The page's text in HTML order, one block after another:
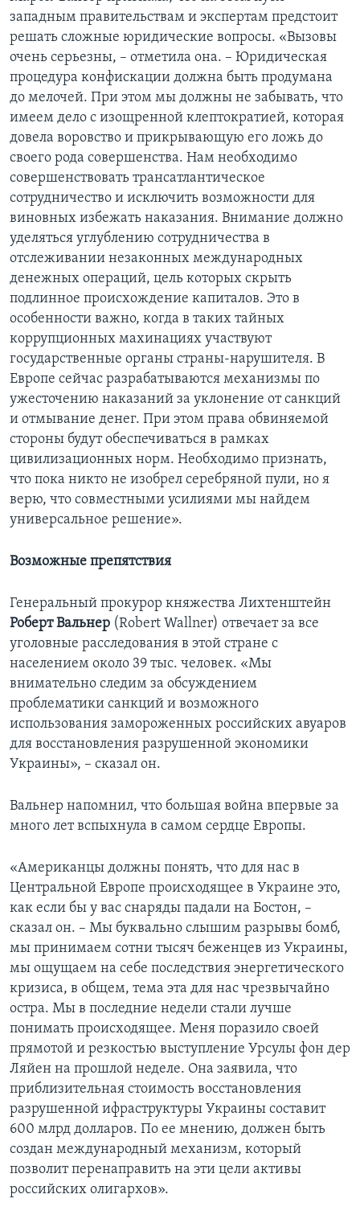
западным правительствам и экспертам предстоит
решать сложные юридические вопросы. «Вызовы
очень серьезны, – отметила она. – Юридическая
процедура конфискации должна быть продумана
до мелочей. При этом мы должны не забывать, что
имеем дело с изощренной клептократией, которая
довела воровство и прикрывающую его ложь до
своего рода совершенства. Нам необходимо
совершенствовать трансатлантическое
сотрудничество и исключить возможности для
виновных избежать наказания. Внимание должно
уделяться углублению сотрудничества в
отслеживании незаконных международных
денежных операций, цель которых скрыть
подлинное происхождение капиталов. Это в
особенности важно, когда в таких тайных
коррупционных махинациях участвуют
государственные органы страны-нарушителя. В
Европе сейчас разрабатываются механизмы по
ужесточению наказаний за уклонение от санкций
и отмывание денег. При этом права обвиняемой
стороны будут обеспечиваться в рамках
цивилизационных норм. Необходимо признать,
что пока никто не изобрел серебряной пули, но я
верю, что совместными усилиями мы найдем
универсальное решение».
Возможные препятствия
Генеральный прокурор княжества Лихтенштейн
Роберт Вальнер (Robert Wallner) отвечает за все
уголовные расследования в этой стране с
населением около 39 тыс. человек. «Мы
внимательно следим за обсуждением
проблематики санкций и возможного
использования замороженных российских авуаров
для восстановления разрушенной экономики
Украины», – сказал он.
Вальнер напомнил, что большая война впервые за
много лет вспыхнула в самом сердце Европы.
«Американцы должны понять, что для нас в
Центральной Европе происходящее в Украине это,
как если бы у вас снаряды падали на Бостон, –
сказал он. – Мы буквально слышим разрывы бомб,
мы принимаем сотни тысяч беженцев из Украины,
мы ощущаем на себе последствия энергетического
кризиса, в общем, тема эта для нас чрезвычайно
остра. Мы в последние недели стали лучше
понимать происходящее. Меня поразило своей
прямотой и резкостью выступление Урсулы фон дер
Ляйен на прошлой неделе. Она заявила, что
приблизительная стоимость восстановления
разрушенной ифраструктуры Украины составит
600 млрд долларов. По ее мнению, должен быть
создан международный механизм, который
позволит перенаправить на эти цели активы
российских олигархов».